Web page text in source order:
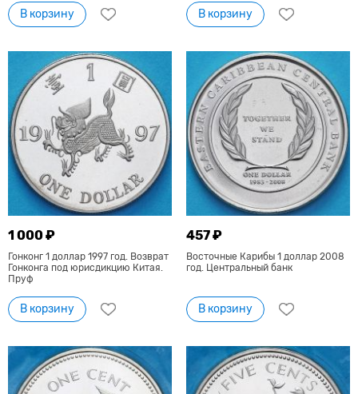
В корзину В корзину
1 000 ₽
Гонконг 1 доллар 1997 год. Возврат
Гонконга под юрисдикцию Китая.
Пруф
В корзину
457 ₽
Восточные Карибы 1 доллар 2008
год. Центральный банк
В корзину